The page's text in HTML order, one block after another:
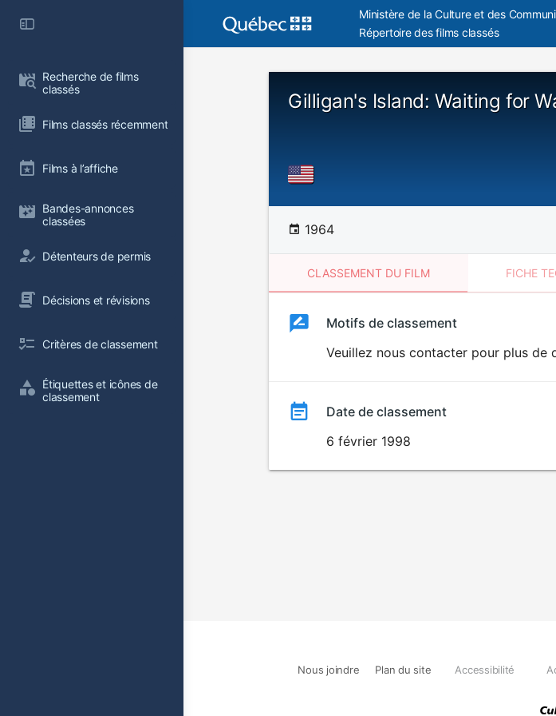
Recherche de films
classés
Films classés récemment
Films à l’affiche
Bandes-annonces
classées
Détenteurs de permis
Décisions et révisions
Critères de classement
Étiquettes et icônes de
classement
Ministère de la Culture et des
Répertoire des films classés
Gilligan's Island: Waiting for
1964
CLASSEMENT DU FILM FICHE
ClassementClassement
Motifs de classement
Veuillez nous contacter pour plus de
Date de classement
6 février 1998
Nous joindre Plan du site Accessibilité